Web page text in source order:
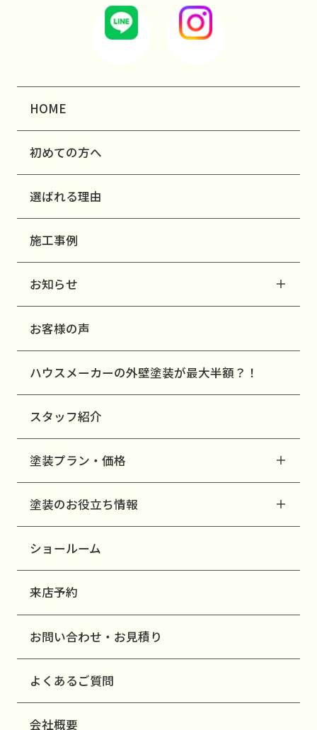
HOME
初めての方へ
選ばれる理由
施工事例
お知らせ
お客様の声
ハウスメーカーの外壁塗装が最大半額？！
スタッフ紹介
塗装プラン・価格
塗装のお役立ち情報
ショールーム
来店予約
お問い合わせ・お見積り
よくあるご質問
会社概要